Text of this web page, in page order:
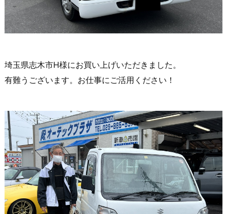
埼玉県志木市H様にお買い上げいただきました。
有難うございます。お仕事にご活用ください！